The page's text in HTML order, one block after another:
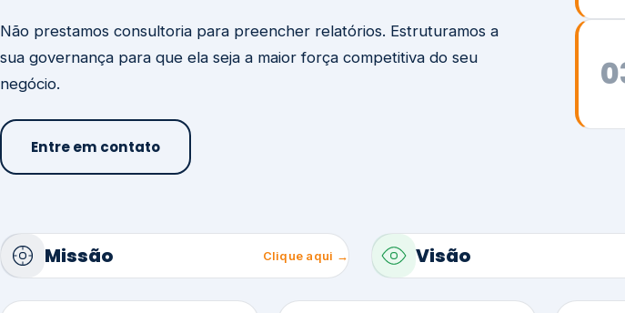
Não prestamos consultoria para preencher relatórios. Estruturamos a
sua governança para que ela seja a maior força competitiva do seu
negócio.
Entre em contato
Missão Clique aqui → Visão